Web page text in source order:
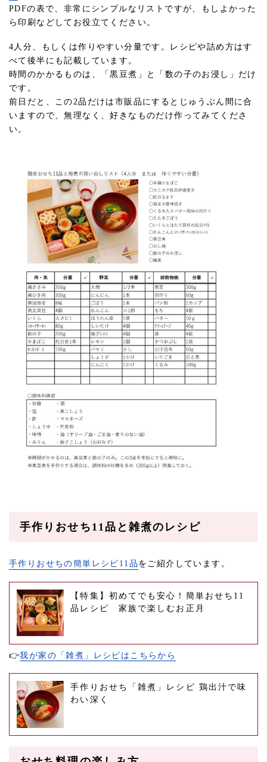
PDFの表で、非常にシンプルなリストですが、もしよかった
ら印刷などしてお役立てください。
4人分、もしくは作りやすい分量です。レシピや詰め方はす
べて後半にも記載しています。
時間のかかるものは、「黒豆煮」と「数の子のお浸し」だけ
です。
前日だと、この2品だけは市販品にするとじゅうぶん間に合
いますので、無理なく、好きなものだけ作ってみてくださ
い。
手作りおせち11品と雑煮のレシピ
手作りおせちの簡単レシピ11品 をご紹介しています。
【特集】初めてでも安心！簡単おせち11
品レシピ 家族で楽しむお正月
👉我が家の「雑煮」レシピはこちらから
手作りおせち「雑煮」レシピ 鶏出汁で味
わい深く